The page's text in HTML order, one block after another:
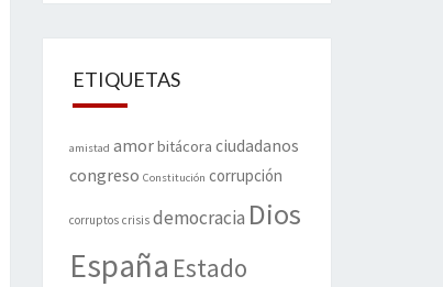
ETIQUETAS
amistad amorbitácora ciudadanos
congreso Constitución corrupción
corruptos crisis democracia Dios
España Estado